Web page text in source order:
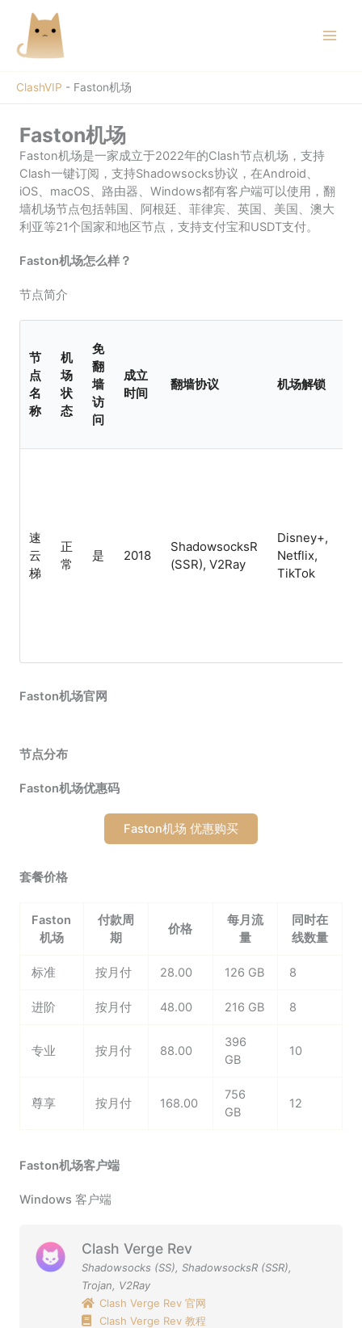
ClashVIP - Faston机场
Faston机场
Faston机场是一家成立于2022年的Clash节点机场，支持
Clash一键订阅，支持Shadowsocks协议，在Android、
iOS、macOS、路由器、Windows都有客户端可以使用，翻
墙机场节点包括韩国、阿根廷、菲律宾、英国、美国、澳大
利亚等21个国家和地区节点，支持支付宝和USDT支付。
Faston机场怎么样？
节点简介
节
点
名
称
机
场
状
态
免
翻
墙
访
问
成立
时间
翻墙协议 机场解锁
速
云
梯
正
常
是 2018
ShadowsocksR
(SSR), V2Ray
Disney+,
Netflix,
TikTok
Faston机场官网
节点分布
Faston机场优惠码
Faston机场 优惠购买
套餐价格
Faston
机场
付款周
期
价格
每月流
量
同时在
线数量
标准 按月付 28.00 126 GB 8
进阶 按月付 48.00 216 GB 8
专业 按月付 88.00
396
GB
10
尊享 按月付 168.00
756
GB
12
Faston机场客户端
Windows 客户端
Clash Verge Rev
Shadowsocks (SS), ShadowsocksR (SSR),
Trojan, V2Ray
Clash Verge Rev 官网
Clash Verge Rev 教程